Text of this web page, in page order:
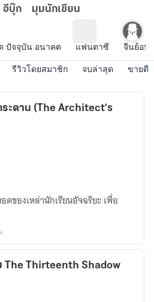
อีบุ๊ก มุมนักเขียน
ปัจจุบัน อนาคต แฟนตาซี
จีนย้อน
รีวิวโดยสมาชิก จบล่าสุด ขายดี
ระดาน (The Architect's
ของเหล่านักเรียนอัจฉริยะ เพื่อ
.
The Thirteenth Shadow